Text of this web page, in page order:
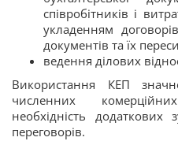
співробітників і
укладенням
документів та їх
ведення ділових
Використання КЕП
численних
необхідність додаткових
переговорів.